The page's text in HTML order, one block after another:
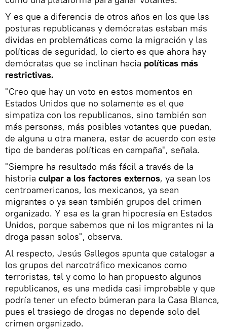
Y es que a diferencia de otros años en los que las
posturas republicanas y demócratas estaban más
dividas en problemáticas como la migración y las
políticas de seguridad, lo cierto es que ahora hay
demócratas que se inclinan hacia políticas más
restrictivas.
"Creo que hay un voto en estos momentos en
Estados Unidos que no solamente es el que
simpatiza con los republicanos, sino también son
más personas, más posibles votantes que puedan,
de alguna u otra manera, estar de acuerdo con este
tipo de banderas políticas en campaña", señala.
"Siempre ha resultado más fácil a través de la
historia culpar a los factores externos, ya sean los
centroamericanos, los mexicanos, ya sean
migrantes o ya sean también grupos del crimen
organizado. Y esa es la gran hipocresía en Estados
Unidos, porque sabemos que ni los migrantes ni la
droga pasan solos", observa.
Al respecto, Jesús Gallegos apunta que catalogar a
los grupos del narcotráfico mexicanos como
terroristas, tal y como lo han propuesto algunos
republicanos, es una medida casi improbable y que
podría tener un efecto búmeran para la Casa Blanca,
pues el trasiego de drogas no depende solo del
crimen organizado.